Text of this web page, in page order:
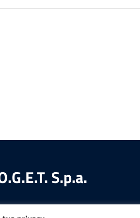
S.p.a.